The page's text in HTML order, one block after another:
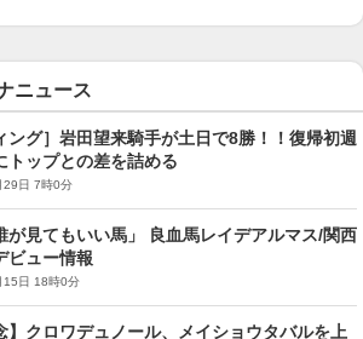
ニュース
ング］岩田望来騎手が土日で8勝！！復帰初週
トップとの差を詰める
日 7時0分
が見てもいい馬」 良血馬レイデアルマス/関西
ビュー情報
日 18時0分
】クロワデュノール、メイショウタバルを上